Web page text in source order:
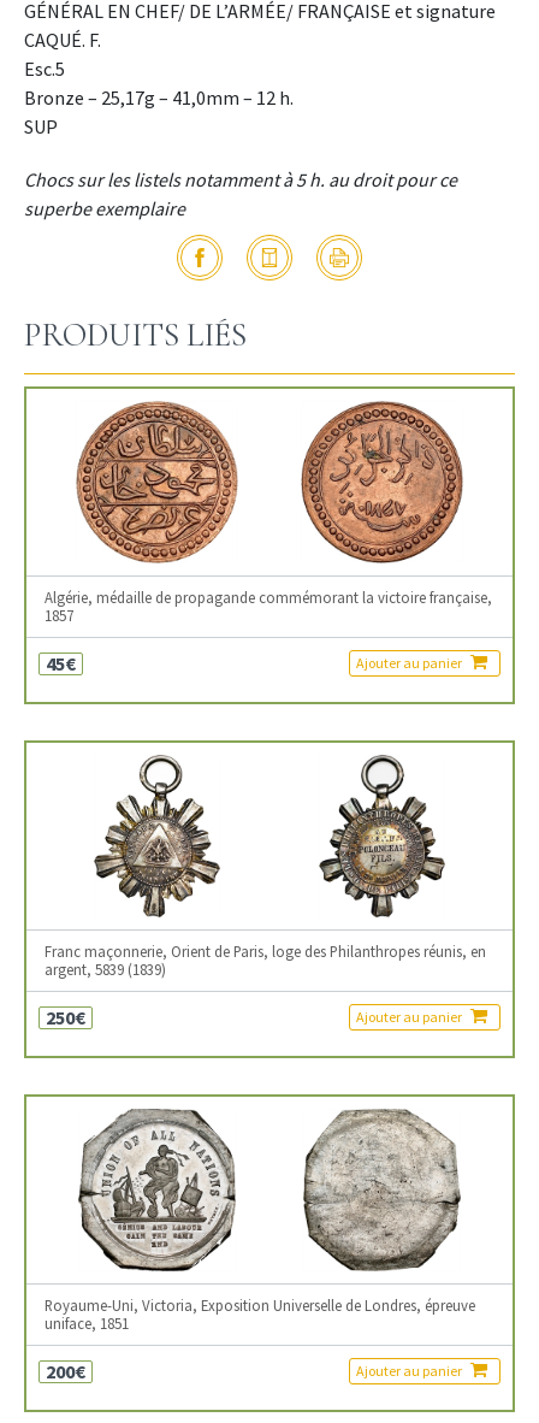
GÉNÉRAL EN CHEF/ DE L’ARMÉE/ FRANÇAISE et signature
CAQUÉ. F.
Esc.5
Bronze – 25,17g – 41,0mm – 12 h.
SUP
Chocs sur les listels notamment à 5 h. au droit pour ce
superbe exemplaire
PRODUITS LIÉS
Algérie, médaille de propagande commémorant la victoire française,
1857
45€ Ajouter au panier
Franc maçonnerie, Orient de Paris, loge des Philanthropes réunis, en
argent, 5839 (1839)
250€ Ajouter au panier
Royaume-Uni, Victoria, Exposition Universelle de Londres, épreuve
uniface, 1851
200€ Ajouter au panier